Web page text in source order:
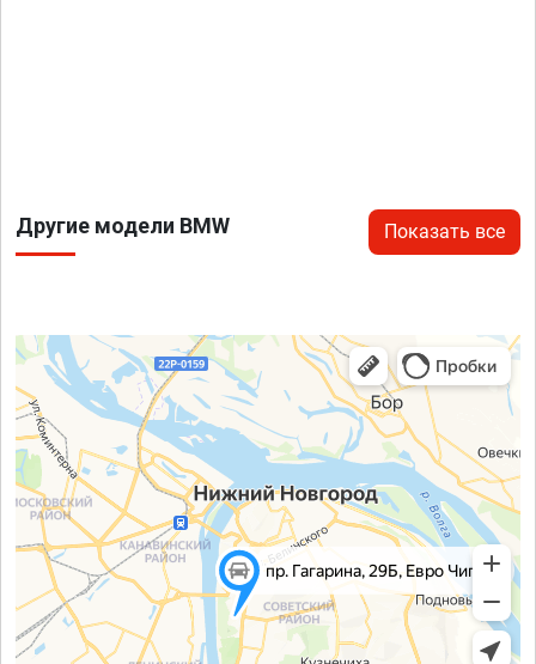
Другие модели BMW Показать все